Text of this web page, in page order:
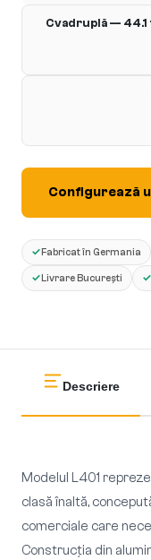
Cvadruplă — 44.1
Configurează
✓ Fabricat în Germania
✓ Livrare București ✓
Descriere
Modelul L401
clasă înaltă,
comerciale care
Construcția din